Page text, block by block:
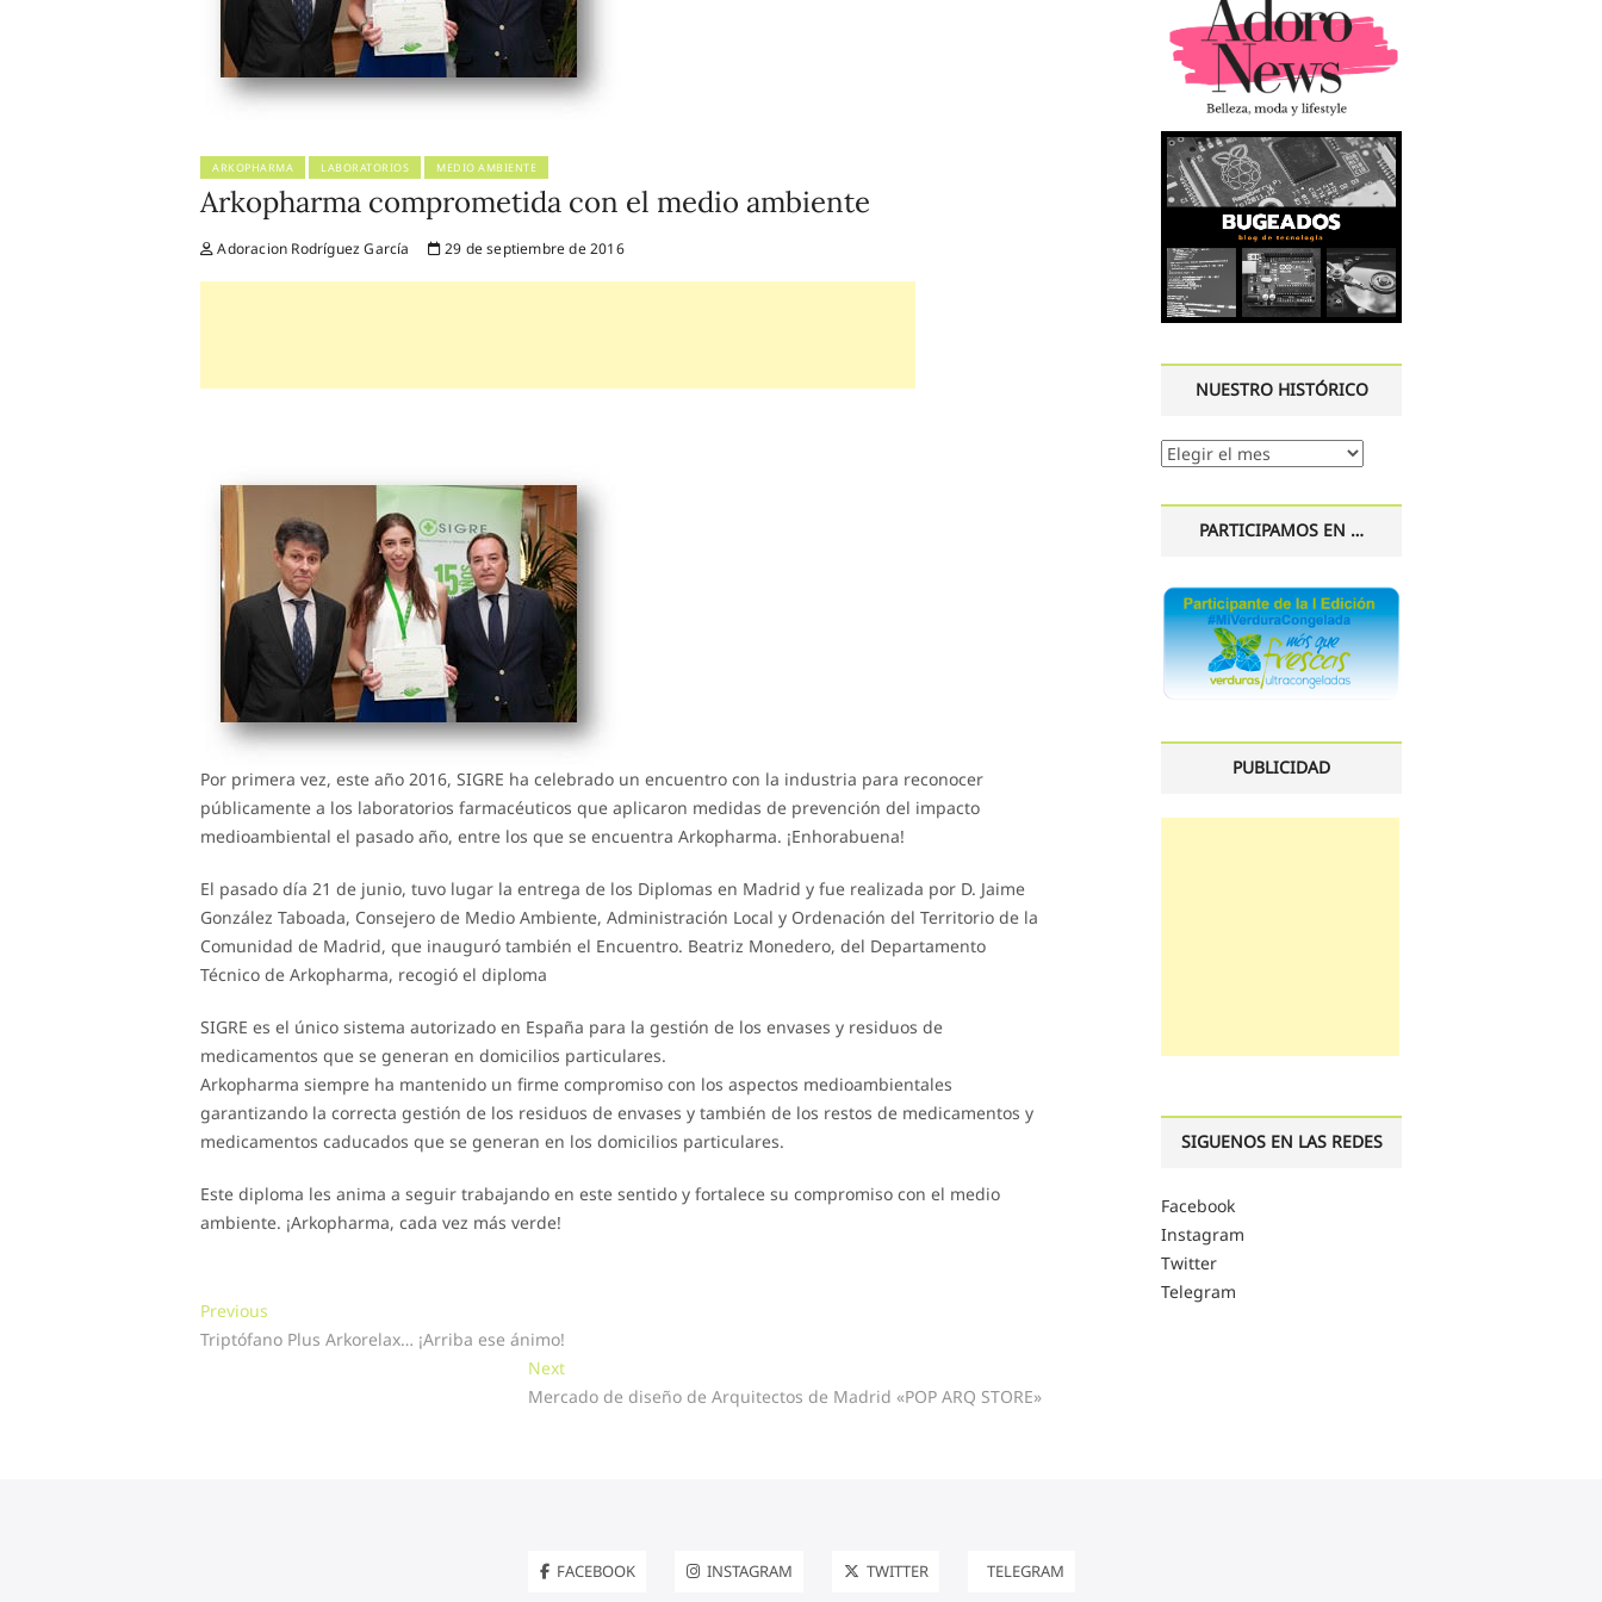
ARKOPHARMA LABORATORIOS MEDIO AMBIENTE
Arkopharma comprometida con el medio ambiente
Adoracion Rodríguez García 29 de septiembre de 2016
Por primera vez, este año 2016, SIGRE ha celebrado un encuentro con la industria para reconocer
públicamente a los laboratorios farmacéuticos que aplicaron medidas de prevención del impacto
medioambiental el pasado año, entre los que se encuentra Arkopharma. ¡Enhorabuena!
El pasado día 21 de junio, tuvo lugar la entrega de los Diplomas en Madrid y fue realizada por D. Jaime
González Taboada, Consejero de Medio Ambiente, Administración Local y Ordenación del Territorio de la
Comunidad de Madrid, que inauguró también el Encuentro. Beatriz Monedero, del Departamento
Técnico de Arkopharma, recogió el diploma
SIGRE es el único sistema autorizado en España para la gestión de los envases y residuos de
medicamentos que se generan en domicilios particulares.
Arkopharma siempre ha mantenido un firme compromiso con los aspectos medioambientales
garantizando la correcta gestión de los residuos de envases y también de los restos de medicamentos y
medicamentos caducados que se generan en los domicilios particulares.
Este diploma les anima a seguir trabajando en este sentido y fortalece su compromiso con el medio
ambiente. ¡Arkopharma, cada vez más verde!
Navegación
de
Previous
post:
Triptófano Plus Arkorelax… ¡Arriba ese ánimo!
NextNext
post:
Mercado de diseño de Arquitectos de Madrid «POP ARQ STORE»
NUESTRO HISTÓRICO
Nuestro
PARTICIPAMOS EN …
PUBLICIDAD
SIGUENOS EN LAS REDES
Facebook
Instagram
Twitter
Telegram
FACEBOOK INSTAGRAM TWITTER TELEGRAM